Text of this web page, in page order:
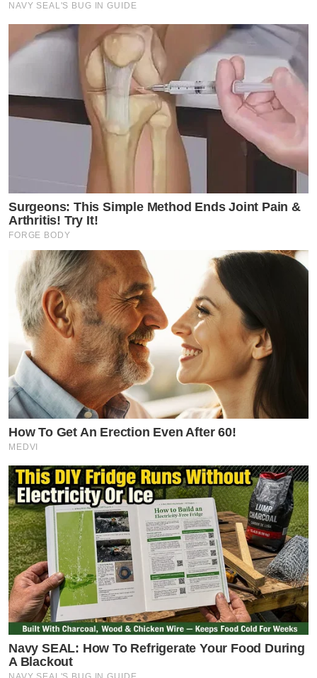
NAVY SEAL'S BUG IN GUIDE
Surgeons: This Simple Method Ends Joint Pain &
Arthritis! Try It!
FORGE BODY
How To Get An Erection Even After 60!
MEDVI
Navy SEAL: How To Refrigerate Your Food During
A Blackout